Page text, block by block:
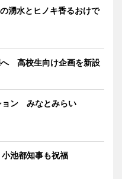
湧水とヒノキ香るおけで
高校生向け企画を新設
ョン みなとみらい
池都知事も祝福